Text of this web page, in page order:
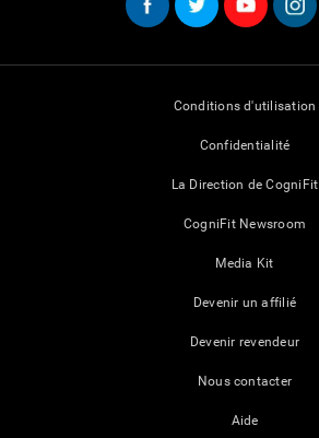
Conditions d'utilisation
Confidentialité
La Direction de CogniFit
CogniFit Newsroom
Media Kit
Devenir un affilié
Devenir revendeur
Nous contacter
Aide